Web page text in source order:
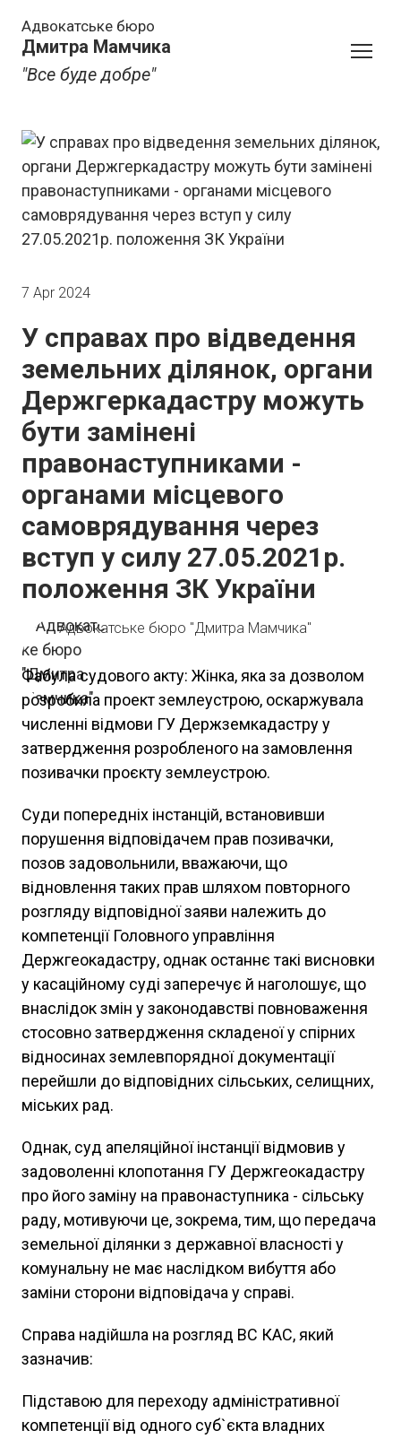
Адвокатське бюро
Дмитра Мамчика
"Все буде добре"
7 Apr 2024
У справах про відведення
земельних ділянок, органи
Держгеркадастру можуть
бути замінені
правонаступниками -
органами місцевого
самоврядування через
вступ у силу 27.05.2021р.
положення ЗК України
Адвокатське бюро "Дмитра Мамчика"
Фабула судового акту: Жінка, яка за дозволом
розробила проект землеустрою, оскаржувала
численні відмови ГУ Держземкадастру у
затвердження розробленого на замовлення
позивачки проєкту землеустрою.
Суди попередніх інстанцій, встановивши
порушення відповідачем прав позивачки,
позов задовольнили, вважаючи, що
відновлення таких прав шляхом повторного
розгляду відповідної заяви належить до
компетенції Головного управління
Держгеокадастру, однак останнє такі висновки
у касаційному суді заперечує й наголошує, що
внаслідок змін у законодавстві повноваження
стосовно затвердження складеної у спірних
відносинах землевпорядної документації
перейшли до відповідних сільських, селищних,
міських рад.
Однак, суд апеляційної інстанції відмовив у
задоволенні клопотання ГУ Держгеокадастру
про його заміну на правонаступника - сільську
раду, мотивуючи це, зокрема, тим, що передача
земельної ділянки з державної власності у
комунальну не має наслідком вибуття або
заміни сторони відповідача у справі.
Справа надійшла на розгляд ВС КАС, який
зазначив:
Підставою для переходу адміністративної
компетенції від одного суб`єкта владних